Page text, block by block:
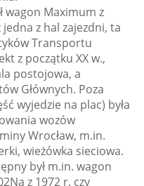
wagon Maximum z
z hal zajezdni, ta
Transportu
z początku XX w.,
postojowa, a
Głównych. Poza
wyjedzie na plac) była
wozów
Wrocław, m.in.
wieżówka sieciowa.
był m.in. wagon
z 1972 r. czy